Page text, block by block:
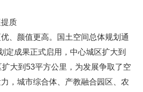
提质
、颜值更高。国土空间总体规划通
定成果正式启用，中心城区扩大到
大到53平方公里，为发展争取了空
，城市综合体、产教融合园区、农